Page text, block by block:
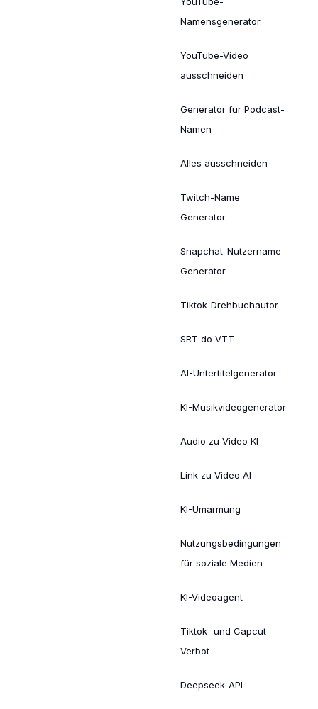
Namensgenerator
YouTube-Video
ausschneiden
Generator für Podcast-
Namen
Alles ausschneiden
Twitch-Name
Generator
Snapchat-Nutzername
Generator
Tiktok-Drehbuchautor
SRT do VTT
AI-Untertitelgenerator
KI-Musikvideogenerator
Audio zu Video KI
Link zu Video AI
KI-Umarmung
Nutzungsbedingungen
für soziale Medien
KI-Videoagent
Tiktok- und Capcut-
Verbot
Deepseek-API